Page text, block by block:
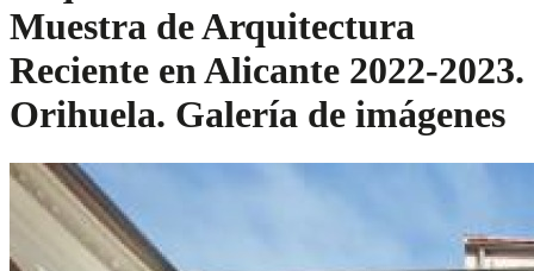
Muestra de Arquitectura
Reciente en Alicante 2022-2023.
Orihuela. Galería de imágenes